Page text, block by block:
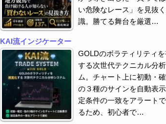
い危険なレース」を見抜
識。勝てる舞台を厳選…
KAI流インジケーター
GOLDのボラティリティ
する次世代テクニカル分
ム。チャート上に初動・
の３種のサインを自動表
定条件の一致をアラート
るため、初心者で…